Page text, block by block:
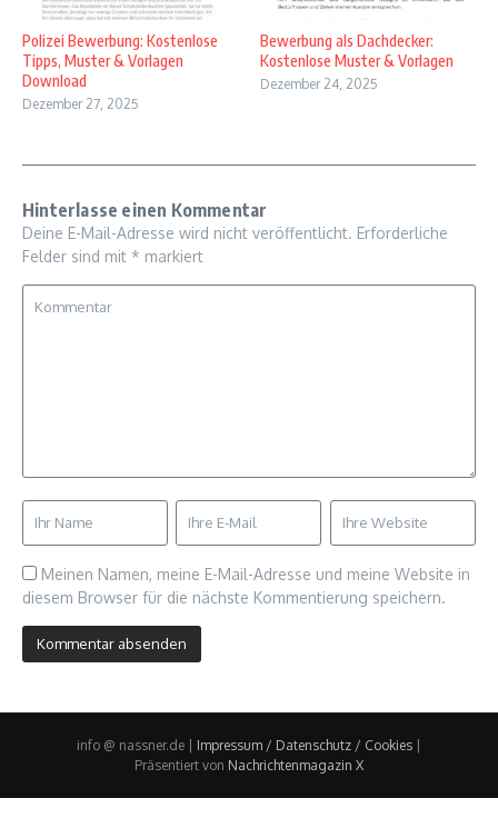
Polizei Bewerbung: Kostenlose
Tipps, Muster & Vorlagen
Download
Dezember 27, 2025
Bewerbung als Dachdecker:
Kostenlose Muster & Vorlagen
Dezember 24, 2025
Hinterlasse einen Kommentar
Deine E-Mail-Adresse wird nicht veröffentlicht. Erforderliche
Felder sind mit * markiert
Meinen Namen, meine E-Mail-Adresse und meine Website in
diesem Browser für die nächste Kommentierung speichern.
info @ nassner.de | Impressum / Datenschutz / Cookies |
Präsentiert von Nachrichtenmagazin X